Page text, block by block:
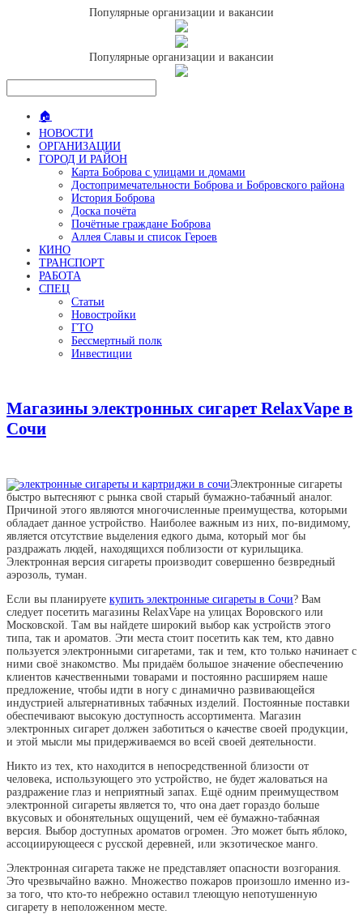
Популярные организации и вакансии
Популярные организации и вакансии
🏠
НОВОСТИ
ОРГАНИЗАЦИИ
ГОРОД И РАЙОН
Карта Боброва с улицами и домами
Достопримечательности Боброва и Бобровского района
История Боброва
Доска почёта
Почётные граждане Боброва
Аллея Славы и список Героев
КИНО
ТРАНСПОРТ
РАБОТА
СПЕЦ
Статьи
Новостройки
ГТО
Бессмертный полк
Инвестиции
Магазины электронных сигарет RelaxVape в
Сочи
Электронные сигареты
быстро вытесняют с рынка свой старый бумажно-табачный аналог.
Причиной этого являются многочисленные преимущества, которыми
обладает данное устройство. Наиболее важным из них, по-видимому,
является отсутствие выделения едкого дыма, который мог бы
раздражать людей, находящихся поблизости от курильщика.
Электронная версия сигареты производит совершенно безвредный
аэрозоль, туман.
Если вы планируете купить электронные сигареты в Сочи? Вам
следует посетить магазины RelaxVape на улицах Воровского или
Московской. Там вы найдете широкий выбор как устройств этого
типа, так и ароматов. Эти места стоит посетить как тем, кто давно
пользуется электронными сигаретами, так и тем, кто только начинает с
ними своё знакомство. Мы придаём большое значение обеспечению
клиентов качественными товарами и постоянно расширяем наше
предложение, чтобы идти в ногу с динамично развивающейся
индустрией альтернативных табачных изделий. Постоянные поставки
обеспечивают высокую доступность ассортимента. Магазин
электронных сигарет должен заботиться о качестве своей продукции,
и этой мысли мы придерживаемся во всей своей деятельности.
Никто из тех, кто находится в непосредственной близости от
человека, использующего это устройство, не будет жаловаться на
раздражение глаз и неприятный запах. Ещё одним преимуществом
электронной сигареты является то, что она дает гораздо больше
вкусовых и обонятельных ощущений, чем её бумажно-табачная
версия. Выбор доступных ароматов огромен. Это может быть яблоко,
ассоциирующееся с русской деревней, или экзотическое манго.
Электронная сигарета также не представляет опасности возгорания.
Это чрезвычайно важно. Множество пожаров произошло именно из-
за того, что кто-то небрежно оставил тлеющую непотушенную
сигарету в неположенном месте.